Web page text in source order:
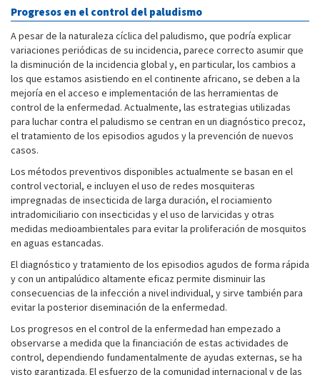
Progresos en el control del paludismo
A pesar de la naturaleza cíclica del paludismo, que podría explicar
variaciones periódicas de su incidencia, parece correcto asumir que
la disminución de la incidencia global y, en particular, los cambios a
los que estamos asistiendo en el continente africano, se deben a la
mejoría en el acceso e implementación de las herramientas de
control de la enfermedad. Actualmente, las estrategias utilizadas
para luchar contra el paludismo se centran en un diagnóstico precoz,
el tratamiento de los episodios agudos y la prevención de nuevos
casos.
Los métodos preventivos disponibles actualmente se basan en el
control vectorial, e incluyen el uso de redes mosquiteras
impregnadas de insecticida de larga duración, el rociamiento
intradomiciliario con insecticidas y el uso de larvicidas y otras
medidas medioambientales para evitar la proliferación de mosquitos
en aguas estancadas.
El diagnóstico y tratamiento de los episodios agudos de forma rápida
y con un antipalúdico altamente eficaz permite disminuir las
consecuencias de la infección a nivel individual, y sirve también para
evitar la posterior diseminación de la enfermedad.
Los progresos en el control de la enfermedad han empezado a
observarse a medida que la financiación de estas actividades de
control, dependiendo fundamentalmente de ayudas externas, se ha
visto garantizada. El esfuerzo de la comunidad internacional y de las